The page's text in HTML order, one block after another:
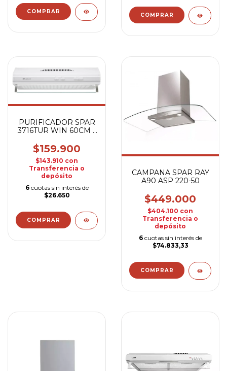
PURIFICADOR SPAR
3716TUR WIN 60CM 1
$159.900
$143.910 con
Transferencia o
depósito
6 cuotas sin interés de
$26.650
CAMPANA SPAR RAY
A90 ASP 220-50
$449.000
$404.100 con
Transferencia o
depósito
6 cuotas sin interés de
$74.833,33